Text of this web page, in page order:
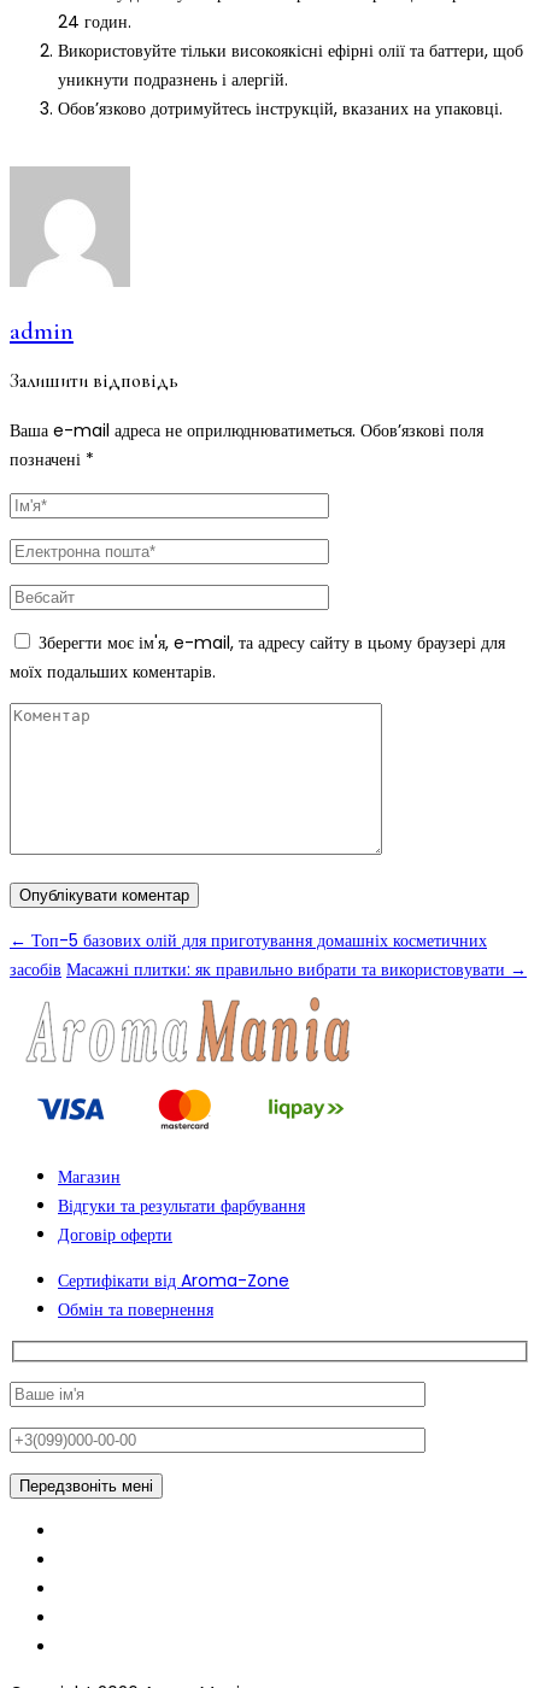
24 годин.
Використовуйте тільки високоякісні ефірні олії та баттери, щоб
уникнути подразнень і алергій.
Обов’язково дотримуйтесь інструкцій, вказаних на упаковці.
admin
Залишити відповідь
Ваша e-mail адреса не оприлюднюватиметься. Обов’язкові поля
позначені *
Зберегти моє ім'я, e-mail, та адресу сайту в цьому браузері для
моїх подальших коментарів.
← Топ-5 базових олій для приготування домашніх косметичних
засобів Масажні плитки: як правильно вибрати та використовувати →
Магазин
Відгуки та результати фарбування
Договір оферти
Сертифікати від Aroma-Zone
Обмін та повернення